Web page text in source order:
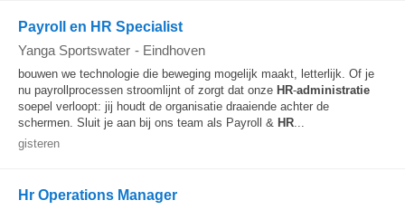
Payroll en HR Specialist
Yanga Sportswater - Eindhoven
bouwen we technologie die beweging mogelijk maakt, letterlijk. Of je
nu payrollprocessen stroomlijnt of zorgt dat onze HR-administratie
soepel verloopt: jij houdt de organisatie draaiende achter de
schermen. Sluit je aan bij ons team als Payroll & HR...
gisteren
Hr Operations Manager